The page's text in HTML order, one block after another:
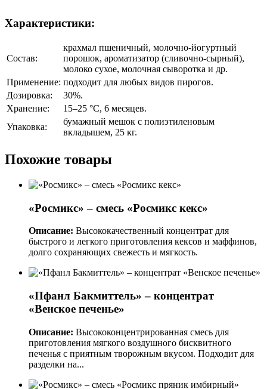
Характеристики:
Состав:
крахмал пшеничный, молочно-йогуртный
порошок, ароматизатор (сливочно-сырный),
молоко сухое, молочная сыворотка и др.
Применение: подходит для любых видов пирогов.
Дозировка:
30%.
Хранение:
15–25 °C, 6 месяцев.
Упаковка:
бумажный мешок с полиэтиленовым
вкладышем, 25 кг.
Похожие товары
«Росмикс» – смесь «Росмикс кекс»
Описание: Высококачественный концентрат для
быстрого и легкого приготовления кексов и маффинов,
долго сохраняющих свежесть и мягкость.
«Пфанл Бакмиттель» – концентрат
«Венское печенье»
Описание: Высококонцентрированная смесь для
приготовления мягкого воздушного бисквитного
печенья с приятным творожным вкусом. Подходит для
разделки на...